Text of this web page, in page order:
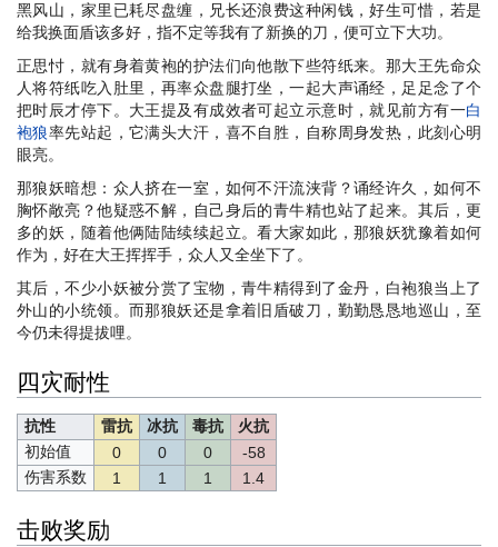
黑风山，家里已耗尽盘缠，兄长还浪费这种闲钱，好生可惜，若是
给我换面盾该多好，指不定等我有了新换的刀，便可立下大功。
正思忖，就有身着黄袍的护法们向他散下些符纸来。那大王先命众
人将符纸吃入肚里，再率众盘腿打坐，一起大声诵经，足足念了个
把时辰才停下。大王提及有成效者可起立示意时，就见前方有一白
袍狼率先站起，它满头大汗，喜不自胜，自称周身发热，此刻心明
眼亮。
那狼妖暗想：众人挤在一室，如何不汗流浃背？诵经许久，如何不
胸怀敞亮？他疑惑不解，自己身后的青牛精也站了起来。其后，更
多的妖，随着他俩陆陆续续起立。看大家如此，那狼妖犹豫着如何
作为，好在大王挥挥手，众人又全坐下了。
其后，不少小妖被分赏了宝物，青牛精得到了金丹，白袍狼当上了
外山的小统领。而那狼妖还是拿着旧盾破刀，勤勤恳恳地巡山，至
今仍未得提拔哩。
四灾耐性
抗性 雷抗 冰抗 毒抗
火抗
初始值
0 0 0
-58
伤害系数
1 1 1 1.4
击败奖励